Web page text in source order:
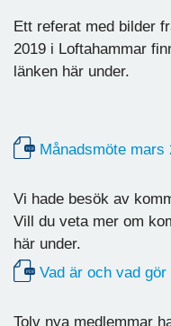
Ett referat med bilder
2019 i Loftahammar
länken här under.
Månadsmöte mars
Vi hade besök av
Vill du veta mer om
här under.
Vad är och vad
Tolv nya medlemmar